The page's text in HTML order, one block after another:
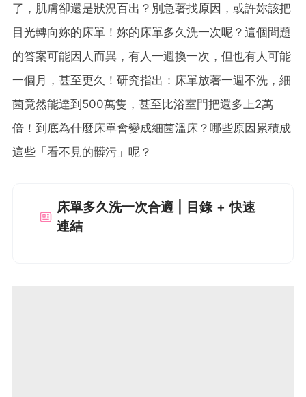
了，肌膚卻還是狀況百出？別急著找原因，或許妳該把
目光轉向妳的床單！妳的床單多久洗一次呢？這個問題
的答案可能因人而異，有人一週換一次，但也有人可能
一個月，甚至更久！研究指出：床單放著一週不洗，細
菌竟然能達到500萬隻，甚至比浴室門把還多上2萬
倍！到底為什麼床單會變成細菌溫床？哪些原因累積成
這些「看不見的髒污」呢？
床單多久洗一次合適 | 目錄 + 快速
連結